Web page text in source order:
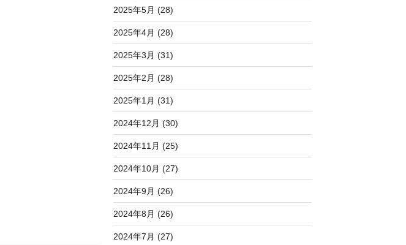
2025年5月 (28)
2025年4月 (28)
2025年3月 (31)
2025年2月 (28)
2025年1月 (31)
2024年12月 (30)
2024年11月 (25)
2024年10月 (27)
2024年9月 (26)
2024年8月 (26)
2024年7月 (27)